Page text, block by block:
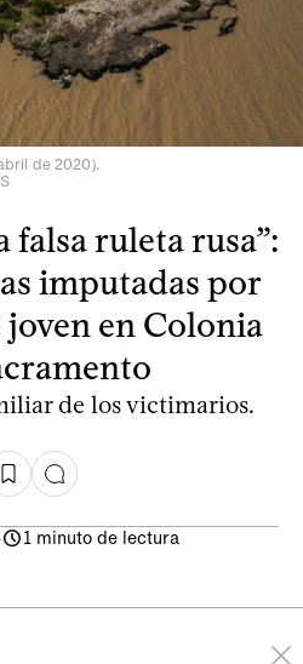
de 2020).
falsa ruleta rusa”:
imputadas por
en Colonia
de los victimarios.
1 minuto de lectura